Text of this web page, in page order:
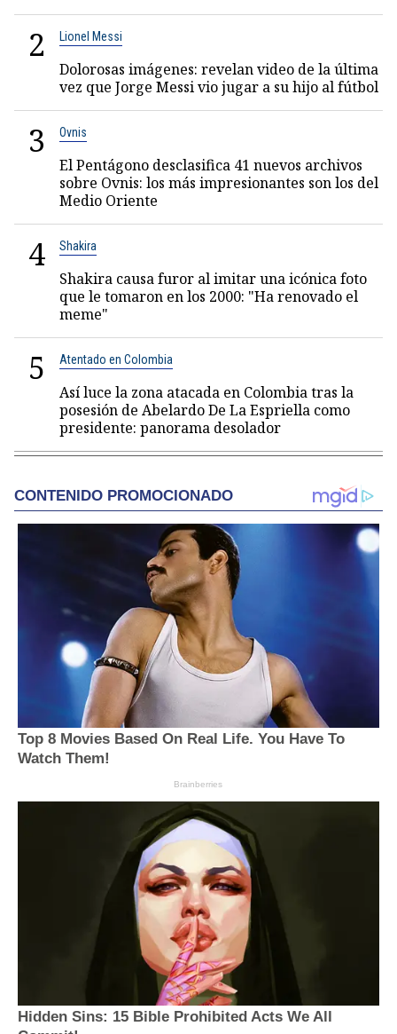
2 Lionel Messi
Dolorosas imágenes: revelan video de la última
vez que Jorge Messi vio jugar a su hijo al fútbol
3 Ovnis
El Pentágono desclasifica 41 nuevos archivos
sobre Ovnis: los más impresionantes son los del
Medio Oriente
4 Shakira
Shakira causa furor al imitar una icónica foto
que le tomaron en los 2000: "Ha renovado el
meme"
5 Atentado en Colombia
Así luce la zona atacada en Colombia tras la
posesión de Abelardo De La Espriella como
presidente: panorama desolador